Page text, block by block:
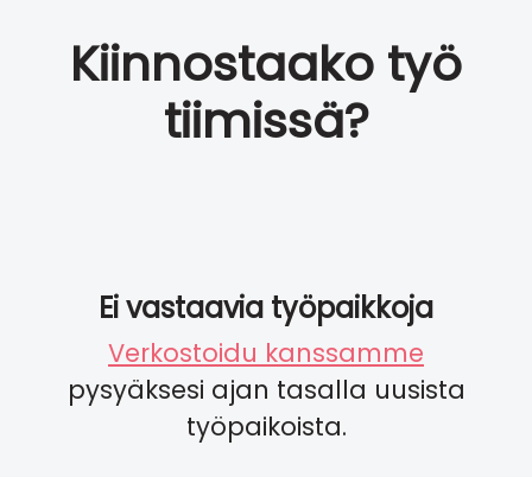
Kiinnostaako työ
tiimissä?
Ei vastaavia työpaikkoja
Verkostoidu kanssamme
pysyäksesi ajan tasalla uusista
työpaikoista.